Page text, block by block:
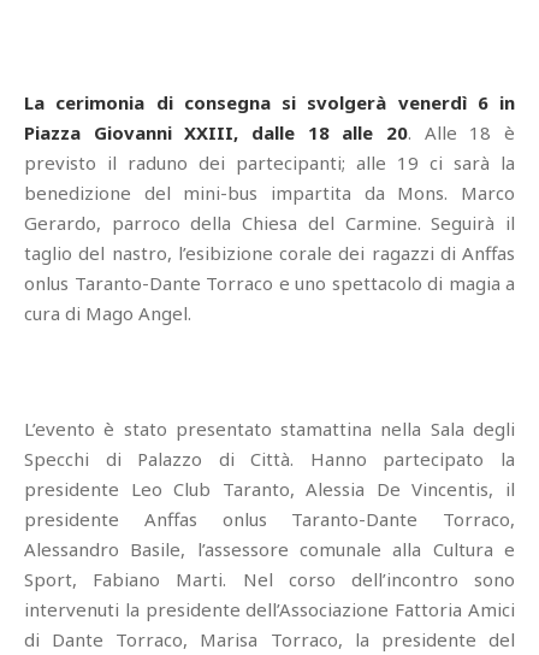
La cerimonia di consegna si svolgerà venerdì 6 in
Piazza Giovanni XXIII, dalle 18 alle 20. Alle 18 è
previsto il raduno dei partecipanti; alle 19 ci sarà la
benedizione del mini-bus impartita da Mons. Marco
Gerardo, parroco della Chiesa del Carmine. Seguirà il
taglio del nastro, l’esibizione corale dei ragazzi di Anffas
onlus Taranto-Dante Torraco e uno spettacolo di magia a
cura di Mago Angel.
L’evento è stato presentato stamattina nella Sala degli
Specchi di Palazzo di Città. Hanno partecipato la
presidente Leo Club Taranto, Alessia De Vincentis, il
presidente Anffas onlus Taranto-Dante Torraco,
Alessandro Basile, l’assessore comunale alla Cultura e
Sport, Fabiano Marti. Nel corso dell’incontro sono
intervenuti la presidente dell’Associazione Fattoria Amici
di Dante Torraco, Marisa Torraco, la presidente del